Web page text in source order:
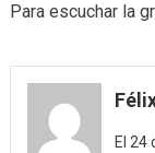
Para escuchar la
El 24